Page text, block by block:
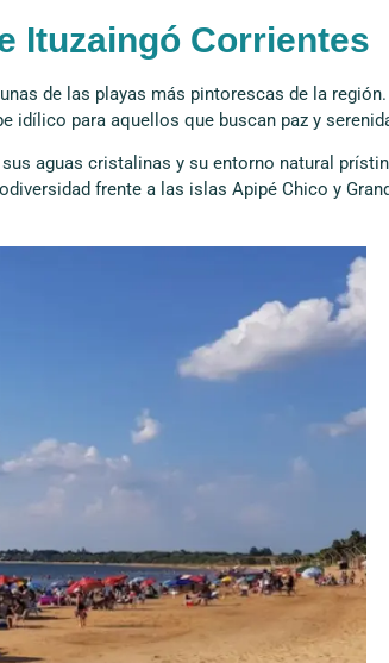
Ituzaingó Corrientes
de las playas más pintorescas de la región.
idílico para aquellos que buscan paz y
aguas cristalinas y su entorno natural
frente a las islas Apipé Chico y